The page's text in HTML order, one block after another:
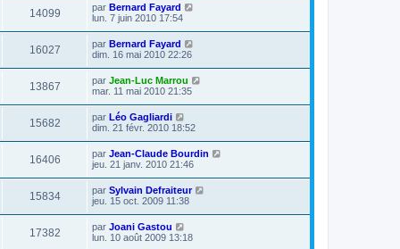
14099 par Bernard Fayard
lun. 7 juin 2010 17:54
16027 par Bernard Fayard
dim. 16 mai 2010 22:26
13867 par Jean-Luc Marrou
mar. 11 mai 2010 21:35
15682 par Léo Gagliardi
dim. 21 févr. 2010 18:52
16406 par Jean-Claude Bourdin
jeu. 21 janv. 2010 21:46
15834 par Sylvain Defraiteur
jeu. 15 oct. 2009 11:38
17382 par Joani Gastou
lun. 10 août 2009 13:18